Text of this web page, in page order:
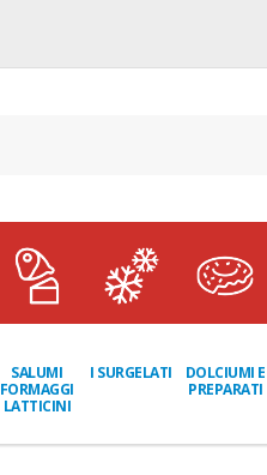
SALUMI
FORMAGGI
LATTICINI
I SURGELATI
DOLCIUMI E
PREPARATI